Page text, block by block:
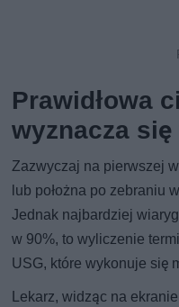
Prawidłowa
wyznacza
Zazwyczaj na pierwszej
lub położna po zebraniu
Jednak najbardziej
w 90%, to wyliczenie
USG, które wykonuje się
Lekarz, widząc na